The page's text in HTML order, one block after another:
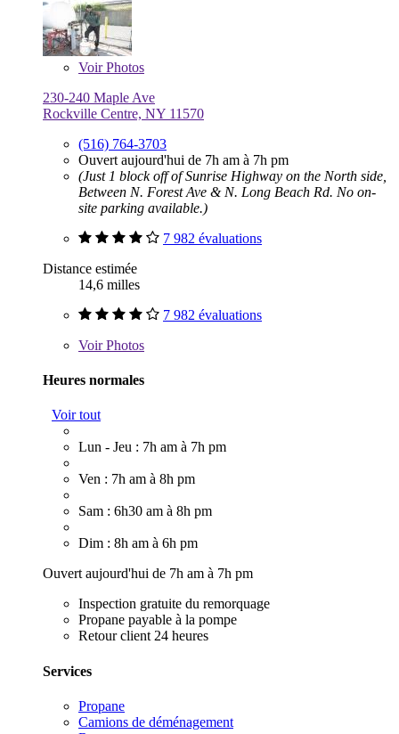
VoirPhotos
230-240 Maple Ave
Rockville Centre, NY 11570
(516) 764-3703
Ouvert aujourd'hui de 7h am à 7h pm
(Just 1 block off of Sunrise Highway on the North side,
Between N. Forest Ave & N. Long Beach Rd. No on-
site parking available.)
7 982 évaluations
Distance estimée
14,6 milles
7 982 évaluations
VoirPhotos
Heures normales
Voir tout
Lun - Jeu : 7h am à 7h pm
Ven : 7h am à 8h pm
Sam : 6h30 am à 8h pm
Dim : 8h am à 6h pm
Ouvert aujourd'hui de 7h am à 7h pm
Inspection gratuite du remorquage
Propane payable à la pompe
Retour client 24 heures
Services
Propane
Camions de déménagement